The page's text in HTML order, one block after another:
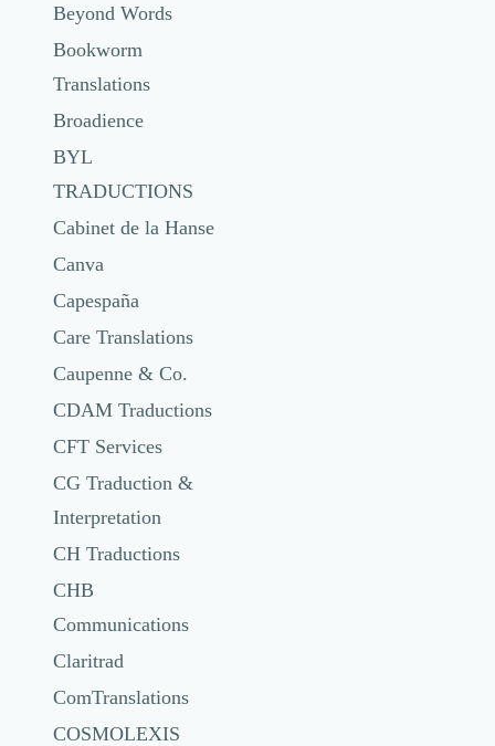
Beyond Words
Bookworm
Translations
Broadience
BYL
TRADUCTIONS
Cabinet de la Hanse
Canva
Capespaña
Care Translations
Caupenne & Co.
CDAM Traductions
CFT Services
CG Traduction &
Interpretation
CH Traductions
CHB
Communications
Claritrad
ComTranslations
COSMOLEXIS